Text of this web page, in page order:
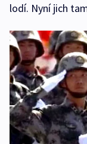
lodí. Nyní jich